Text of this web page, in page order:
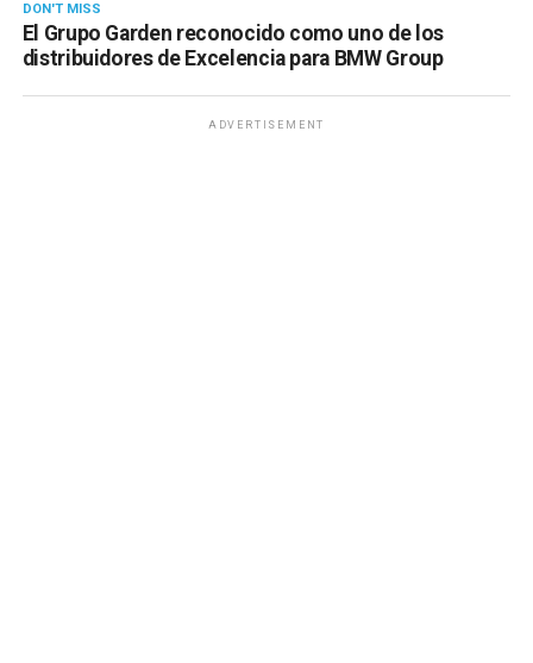
DON'T MISS
El Grupo Garden reconocido como uno de los
distribuidores de Excelencia para BMW Group
ADVERTISEMENT